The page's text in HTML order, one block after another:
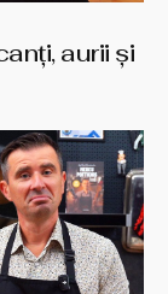
aurii și